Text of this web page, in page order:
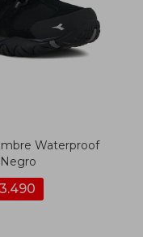
Waterproof
3.490